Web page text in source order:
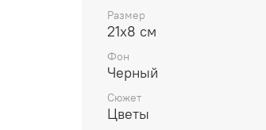
Размер
21х8 см
Фон
Черный
Сюжет
Цветы